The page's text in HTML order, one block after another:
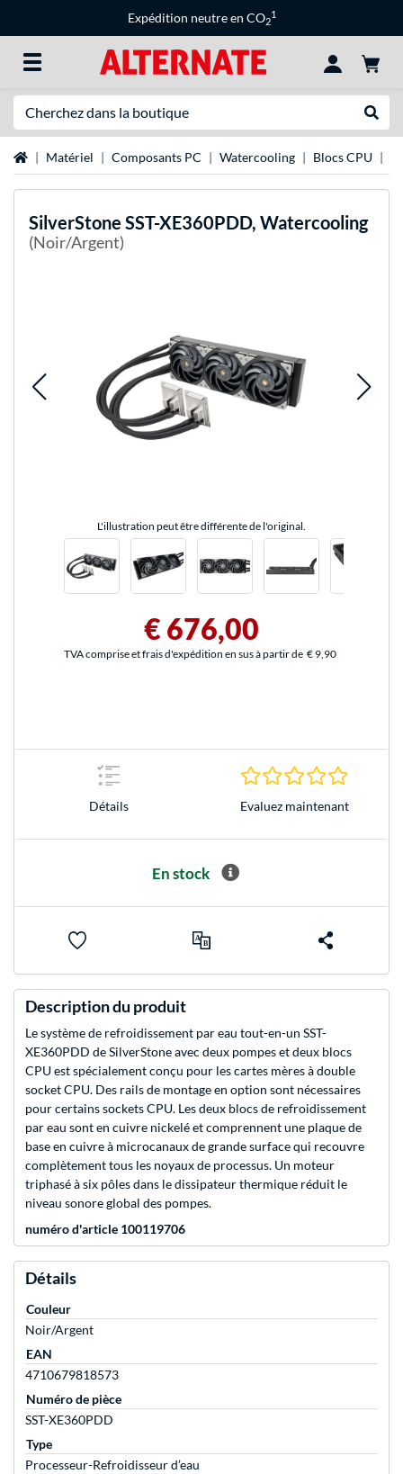
Expédition neutre en CO2
1
Page d'accueil
Matériel Composants PC Watercooling Blocs CPU
SilverStone SST-XE360PDD, Watercooling
(Noir/Argent)
L'illustration peut être différente de l'original.
€ 676,00
TVA comprise et frais d'expédition en sus à partir de € 9,90
Détails Evaluez maintenant
En stock
Description du produit
Le système de refroidissement par eau tout-en-un SST-
XE360PDD de SilverStone avec deux pompes et deux blocs
CPU est spécialement conçu pour les cartes mères à double
socket CPU. Des rails de montage en option sont nécessaires
pour certains sockets CPU. Les deux blocs de refroidissement
par eau sont en cuivre nickelé et comprennent une plaque de
base en cuivre à microcanaux de grande surface qui recouvre
complètement tous les noyaux de processus. Un moteur
triphasé à six pôles dans le dissipateur thermique réduit le
niveau sonore global des pompes.
numéro d'article 100119706
Détails
Couleur
Noir/Argent
EAN
4710679818573
Numéro de pièce
SST-XE360PDD
Type
Processeur-Refroidisseur d’eau